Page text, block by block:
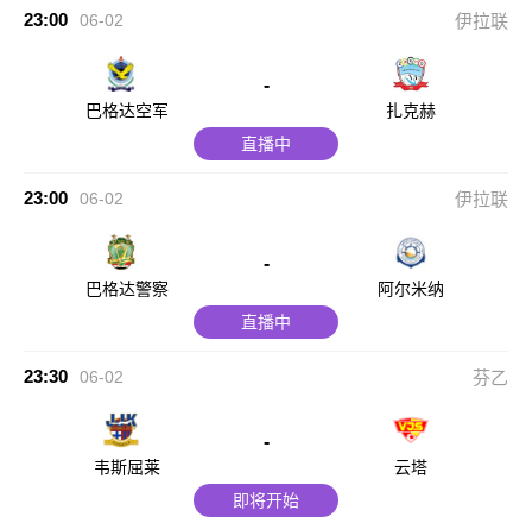
23:00 06-02 伊拉联
巴格达空军
-
扎克赫
直播中
23:00 06-02 伊拉联
巴格达警察
-
阿尔米纳
直播中
23:30 06-02 芬乙
韦斯屈莱
-
云塔
即将开始